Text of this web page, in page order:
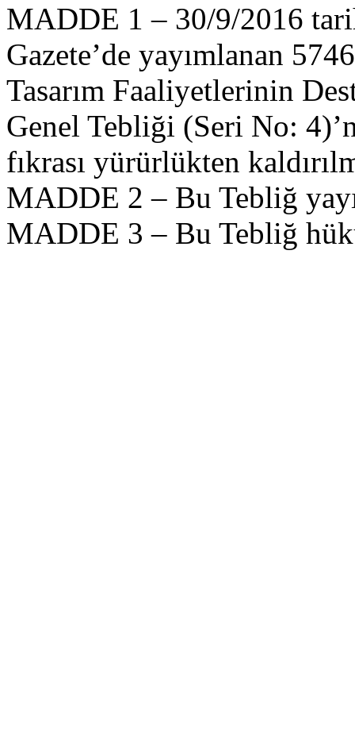
MADDE 1 – 30/9/2016
Gazete’de yayımlanan
Tasarım Faaliyetlerinin
Genel Tebliği (Seri No:
fıkrası yürürlükten
MADDE 2 – Bu Tebliğ
MADDE 3 – Bu Tebliğ